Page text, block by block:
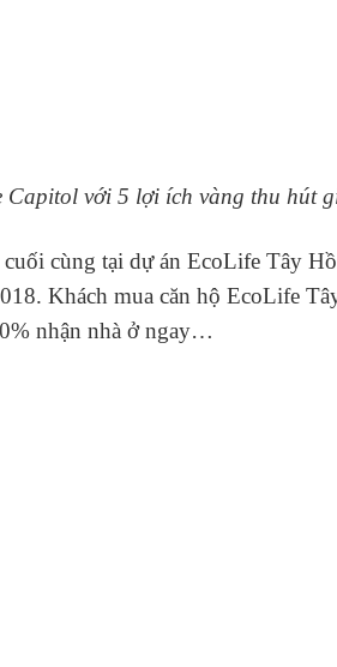
Capitol với 5 lợi ích vàng thu hút
cùng tại dự án EcoLife Tây
Khách mua căn hộ EcoLife
nhận nhà ở ngay…